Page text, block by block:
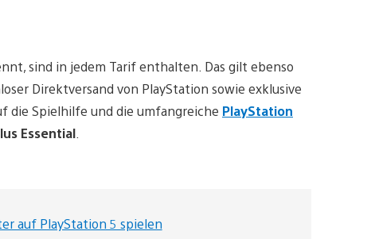
sind in jedem Tarif enthalten. Das gilt ebenso
Direktversand von PlayStation sowie exklusive
die Spielhilfe und die umfangreiche PlayStation
Essential
auf PlayStation 5 spielen